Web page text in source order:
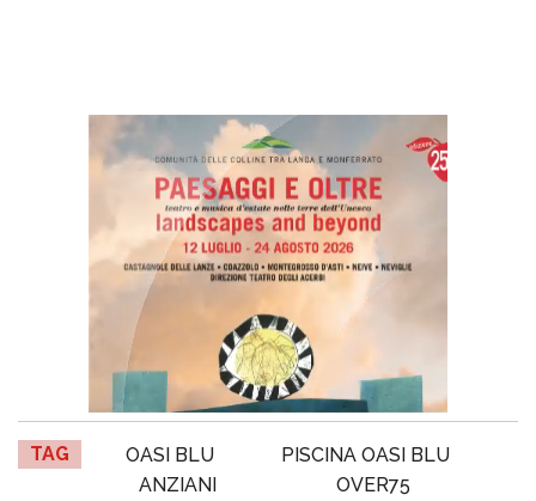
TAG OASI BLU
PISCINA OASI BLU
ANZIANI
OVER75